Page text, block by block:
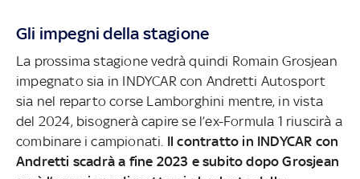
Gli impegni della stagione
La prossima stagione vedrà quindi Romain Grosjean
impegnato sia in INDYCAR con Andretti Autosport
sia nel reparto corse Lamborghini mentre, in vista
del 2024, bisognerà capire se l’ex-Formula 1 riuscirà a
combinare i campionati. Il contratto in INDYCAR con
Andretti scadrà a fine 2023 e subito dopo Grosjean